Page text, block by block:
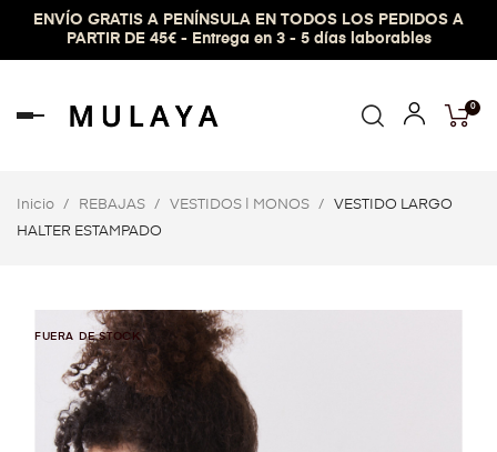
ENVÍO GRATIS A PENÍNSULA EN TODOS LOS PEDIDOS A
PARTIR DE 45€ - Entrega en 3 - 5 días laborables
Navegación
0
Inicio REBAJAS VESTIDOS | MONOS
VESTIDO LARGO
HALTER ESTAMPADO
FUERA DE STOCK